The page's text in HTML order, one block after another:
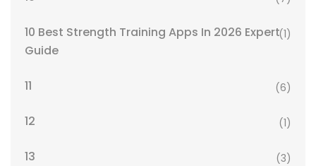
10 Best Strength Training Apps In 2026 Expert
Guide
(1)
11 (6)
12 (1)
13 (3)